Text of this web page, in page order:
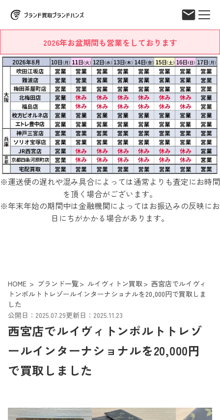
2026年お盆期間も営業をしております
※運送便の遅れや混み具合によっては通常よりも査定にお時間
を頂く場合がございます。
※年末年始の期間中は金融機関によってはお振込みの反映にお
日にちがかかる場合があります。
HOME ブランド一覧 ルイヴィトン買取
西宮店でルイヴィ
トンポルトトレゾールインターナショナルを20,000円で買取しま
した
公開日：2025.07.29更新日：2025.11.23
西宮店でルイヴィトンポルトトレゾ
ールインターナショナルを20,000円
で買取しました